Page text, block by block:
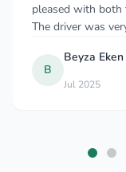
and the
and he..."